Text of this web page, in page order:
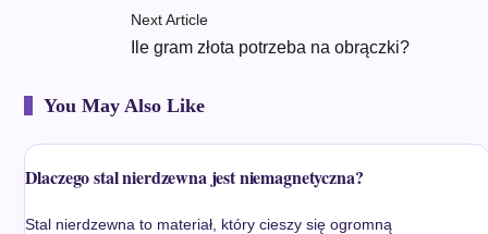
Next Article
Ile gram złota potrzeba na obrączki?
You May Also Like
Dlaczego stal nierdzewna jest niemagnetyczna?
Stal nierdzewna to materiał, który cieszy się ogromną